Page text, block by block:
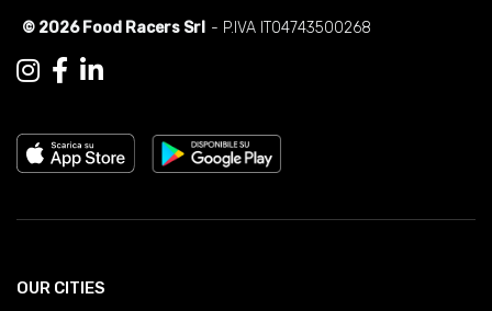
© 2026 Food Racers Srl - P.IVA IT04743500268
OUR CITIES